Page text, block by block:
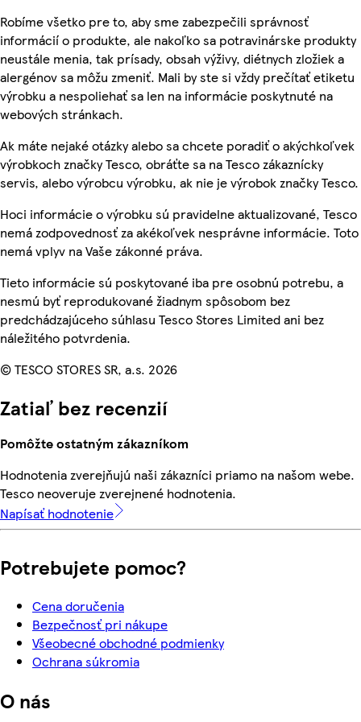
Robíme všetko pre to, aby sme zabezpečili správnosť
informácií o produkte, ale nakoľko sa potravinárske produkty
neustále menia, tak prísady, obsah výživy, diétnych zložiek a
alergénov sa môžu zmeniť. Mali by ste si vždy prečítať etiketu
výrobku a nespoliehať sa len na informácie poskytnuté na
webových stránkach.
Ak máte nejaké otázky alebo sa chcete poradiť o akýchkoľvek
výrobkoch značky Tesco, obráťte sa na Tesco zákaznícky
servis, alebo výrobcu výrobku, ak nie je výrobok značky Tesco.
Hoci informácie o výrobku sú pravidelne aktualizované, Tesco
nemá zodpovednosť za akékoľvek nesprávne informácie. Toto
nemá vplyv na Vaše zákonné práva.
Tieto informácie sú poskytované iba pre osobnú potrebu, a
nesmú byť reprodukované žiadnym spôsobom bez
predchádzajúceho súhlasu Tesco Stores Limited ani bez
náležitého potvrdenia.
© TESCO STORES SR, a.s. 2026
Zatiaľ bez recenzií
Pomôžte ostatným zákazníkom
Hodnotenia zverejňujú naši zákazníci priamo na našom webe.
Tesco neoveruje zverejnené hodnotenia.
Napísať hodnotenie
Potrebujete pomoc?
Cena doručenia
Bezpečnosť pri nákupe
Všeobecné obchodné podmienky
Ochrana súkromia
O nás